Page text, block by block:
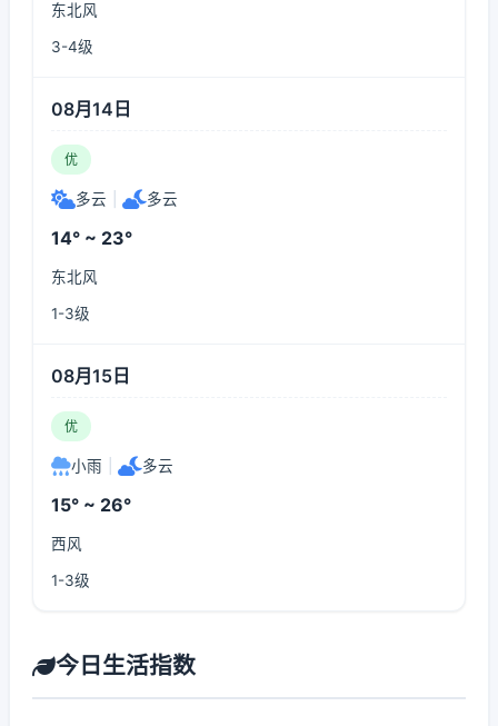
东北风
3-4级
08月14日
优
多云 多云
14° ~ 23°
东北风
1-3级
08月15日
优
小雨 多云
15° ~ 26°
西风
1-3级
今日生活指数